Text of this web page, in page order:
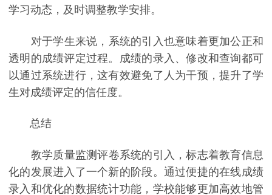
学习动态，及时调整教学安排。
对于学生来说，系统的引入也意味着更加公正和
透明的成绩评定过程。成绩的录入、修改和查询都可
以通过系统进行，这有效避免了人为干预，提升了学
生对成绩评定的信任度。
总结
教学质量监测评卷系统的引入，标志着教育信息
化的发展进入了一个新的阶段。通过便捷的在线成绩
录入和优化的数据统计功能，学校能够更加高效地管